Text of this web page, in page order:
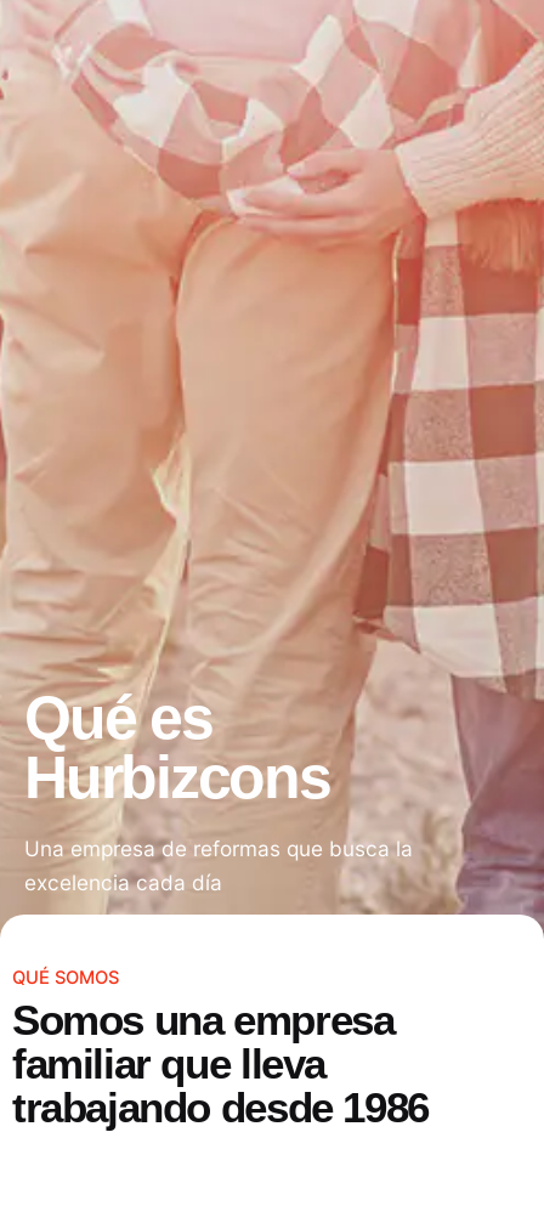
Qué es
Hurbizcons
Una empresa de reformas que busca la
excelencia cada día
QUÉ SOMOS
Somos una empresa
familiar que lleva
trabajando desde 1986